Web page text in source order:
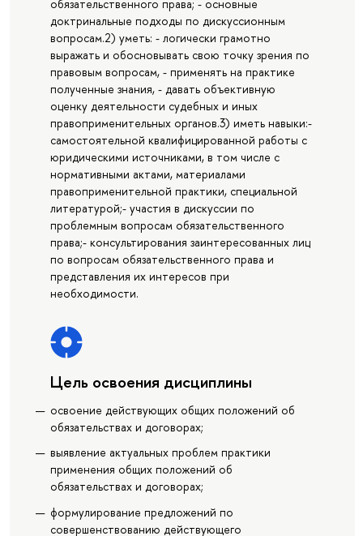
обязательственного права; - основные
доктринальные подходы по дискуссионным
вопросам.2) уметь: - логически грамотно
выражать и обосновывать свою точку зрения по
правовым вопросам, - применять на практике
полученные знания, - давать объективную
оценку деятельности судебных и иных
правоприменительных органов.3) иметь навыки:-
самостоятельной квалифицированной работы с
юридическими источниками, в том числе с
нормативными актами, материалами
правоприменительной практики, специальной
литературой;- участия в дискуссии по
проблемным вопросам обязательственного
права;- консультирования заинтересованных лиц
по вопросам обязательственного права и
представления их интересов при
необходимости.
Цель освоения дисциплины
освоение действующих общих положений об
обязательствах и договорах;
выявление актуальных проблем практики
применения общих положений об
обязательствах и договорах;
формулирование предложений по
совершенствованию действующего